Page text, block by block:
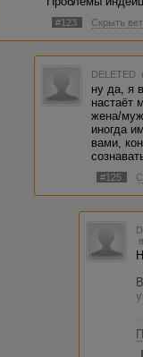
#123 Скрыть
DELETED
ну да, я
настаёт
жена/
иногда
вами,
#125